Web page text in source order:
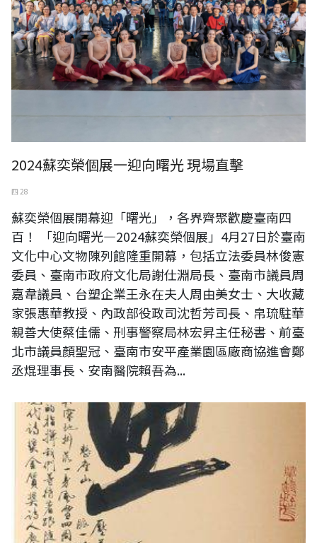
2024蘇奕榮個展一迎向曙光 現場直擊
四 28
蘇奕榮個展開幕迎「曙光」，各界齊聚歡慶臺南四
百！ 「迎向曙光—2024蘇奕榮個展」4月27日於臺南
文化中心文物陳列館隆重開幕，包括立法委員林俊憲
委員、臺南市政府文化局謝仕淵局長、臺南市議員周
嘉韋議員、台塑企業王永在夫人周由美女士、大收藏
家張惠華教授、內政部役政司沈哲芳司長、帛琉駐華
親善大使蔡佳儒、刑事警察局林宏昇主任秘書、前臺
北市議員顏聖冠、臺南市安平產業園區廠商協進會鄭
丞焜理事長、安南醫院賴吾為...